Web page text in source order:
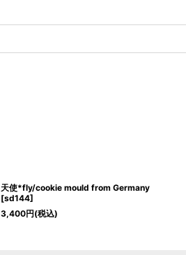
天使*fly/cookie mould from Germany
[sd144]
3,400円(税込)